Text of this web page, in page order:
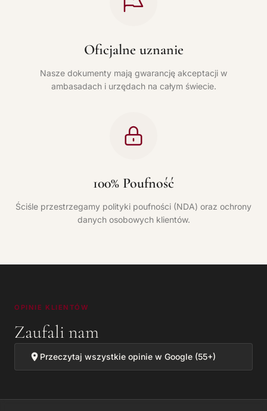
Oficjalne uznanie
Nasze dokumenty mają gwarancję akceptacji w
ambasadach i urzędach na całym świecie.
100% Poufność
Ściśle przestrzegamy polityki poufności (NDA) oraz ochrony
danych osobowych klientów.
OPINIE KLIENTÓW
Zaufali nam
Przeczytaj wszystkie opinie w Google (55+)